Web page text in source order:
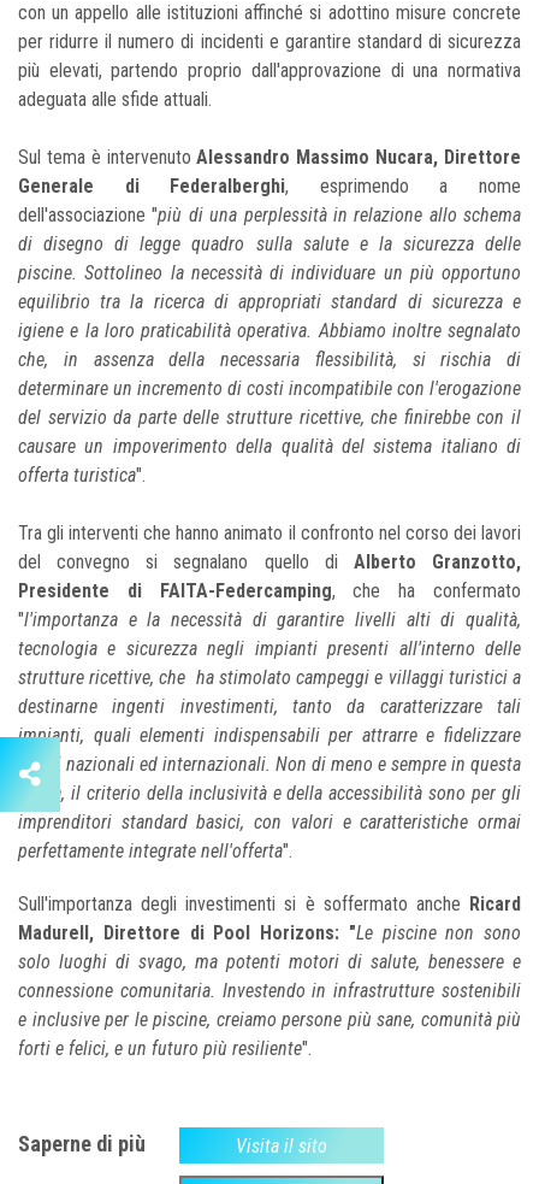
con un appello alle istituzioni affinché si adottino misure concrete
per ridurre il numero di incidenti e garantire standard di sicurezza
più elevati, partendo proprio dall'approvazione di una normativa
adeguata alle sfide attuali.
Sul tema è intervenutoAlessandro Massimo Nucara, Direttore
Generale di Federalberghi, esprimendo a nome
dell'associazione "più di una perplessità in relazione allo schema
di disegno di legge quadro sulla salute e la sicurezza delle
piscine. Sottolineo la necessità di individuare un più opportuno
equilibrio tra la ricerca di appropriati standard di sicurezza e
igiene e la loro praticabilità operativa. Abbiamo inoltre segnalato
che, in assenza della necessaria flessibilità, si rischia di
determinare un incremento di costi incompatibile con l'erogazione
del servizio da parte delle strutture ricettive, che finirebbe con il
causare un impoverimento della qualità del sistema italiano di
offerta turistica".
Tra gli interventi che hanno animato il confronto nel corso dei lavori
del convegno si segnalano quello di Alberto Granzotto,
Presidente di FAITA-Federcamping, che ha confermato
"l'importanza e la necessità di garantire livelli alti di qualità,
tecnologia e sicurezza negli impianti presenti all'interno delle
strutture ricettive, che ha stimolato campeggi e villaggi turistici a
destinarne ingenti investimenti, tanto da caratterizzare tali
impianti, quali elementi indispensabili per attrarre e fidelizzare
ospiti nazionali ed internazionali. Non di meno e sempre in questa
ottica, il criterio della inclusività e della accessibilità sono per gli
imprenditori standard basici, con valori e caratteristiche ormai
perfettamente integrate nell'offerta".
Sull'importanza degli investimenti si è soffermato anche Ricard
Madurell, Direttore di Pool Horizons: "Le piscine non sono
solo luoghi di svago, ma potenti motori di salute, benessere e
connessione comunitaria. Investendo in infrastrutture sostenibili
e inclusive per le piscine, creiamo persone più sane, comunità più
forti e felici, e un futuro più resiliente".
Saperne di più Visita il sito